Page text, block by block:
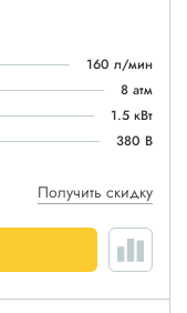
160 л/мин
8 атм
1.5 кВт
380 В
Получить скидку